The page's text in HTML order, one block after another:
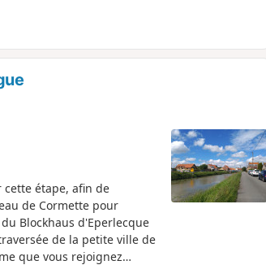
cette étape, afin de
de Cormette pour
Blockhaus d'Eperlecque
de la petite ville de
que vous rejoignez